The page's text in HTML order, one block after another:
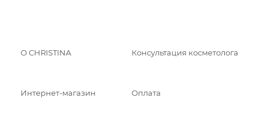
О CHRISTINA Консультация косметолога
Интернет-магазин Оплата